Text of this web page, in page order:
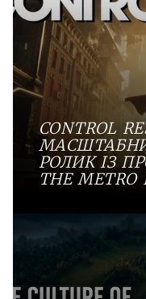
CONTROL
РОЛИК ІЗ
THE METRO